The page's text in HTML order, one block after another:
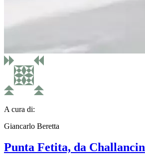
A cura di:
Giancarlo Beretta
Punta Fetita, da Challancin